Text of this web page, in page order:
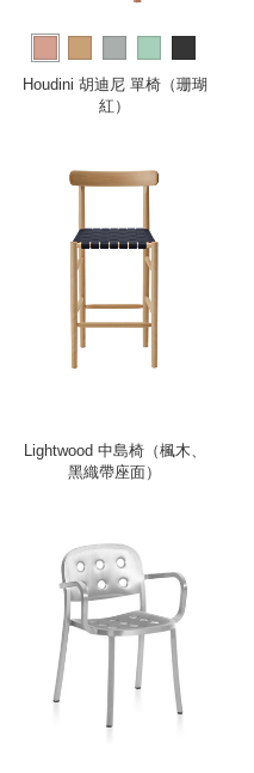
Houdini 胡迪尼 單椅（珊瑚
紅）
Lightwood 中島椅（楓木、
黑織帶座面）